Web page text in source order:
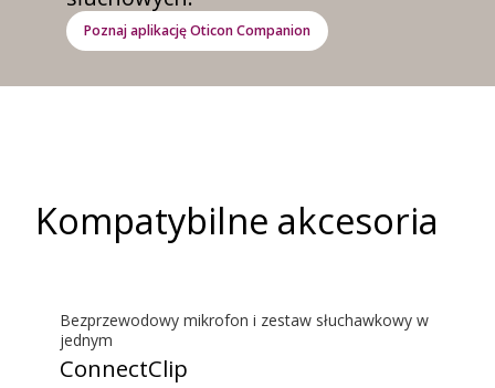
Poznaj aplikację Oticon Companion
Kompatybilne akcesoria
Bezprzewodowy mikrofon i zestaw słuchawkowy w
jednym
ConnectClip